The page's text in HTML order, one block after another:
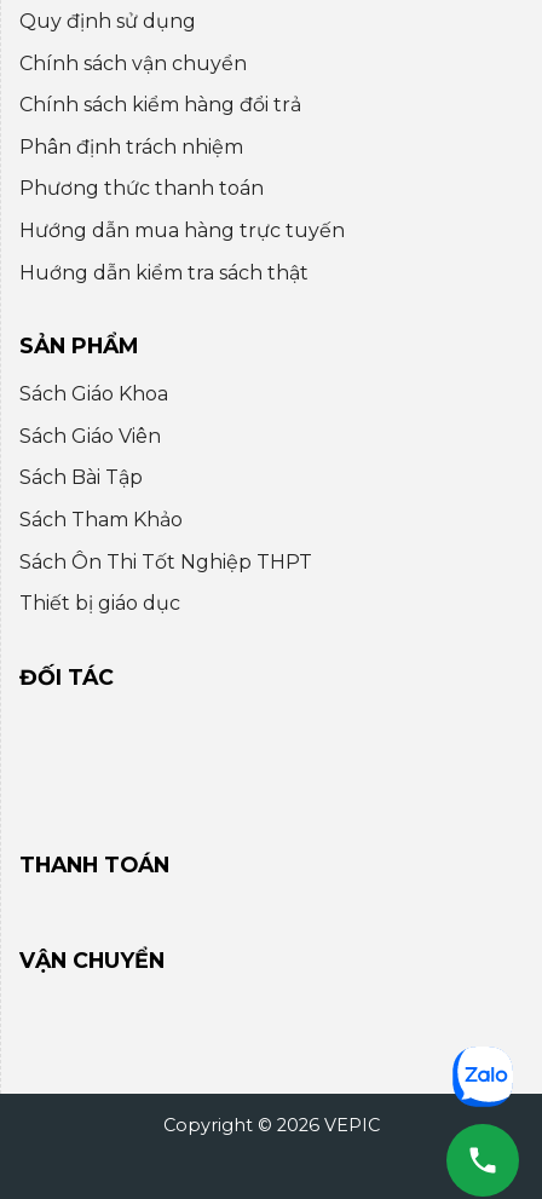
Quy định sử dụng
Chính sách vận chuyển
Chính sách kiểm hàng đổi trả
Phân định trách nhiệm
Phương thức thanh toán
Hướng dẫn mua hàng trực tuyến
Huớng dẫn kiểm tra sách thật
SẢN PHẨM
Sách Giáo Khoa
Sách Giáo Viên
Sách Bài Tập
Sách Tham Khảo
Sách Ôn Thi Tốt Nghiệp THPT
Thiết bị giáo dục
ĐỐI TÁC
THANH TOÁN
VẬN CHUYỂN
Copyright © 2026 VEPIC